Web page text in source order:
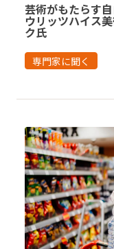
芸術がもたらす自
ウリッツハイス
ク氏
専門家に聞く